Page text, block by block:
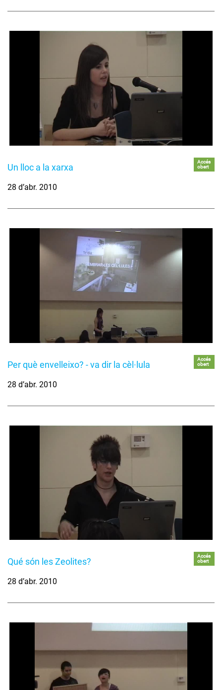
Un lloc a la xarxa
Accés
obert
28 d’abr. 2010
Per què envelleixo? - va dir la cèl·lula
Accés
obert
28 d’abr. 2010
Qué són les Zeolites?
Accés
obert
28 d’abr. 2010